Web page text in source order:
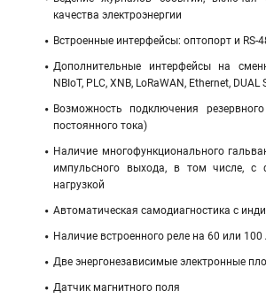
качества электроэнергии
Встроенные интерфейсы: оптопорт и RS-
Дополнительные интерфейсы на
NBIoT, PLC, XNB, LoRaWAN, Ethernet, DUAL
Возможность подключения
постоянного тока)
Наличие многофункционального
импульсного выхода, в том числе, с
нагрузкой
Автоматическая самодиагностика с
Наличие встроенного реле на 60 или 100
Две энергонезависимые электронные
Датчик магнитного поля